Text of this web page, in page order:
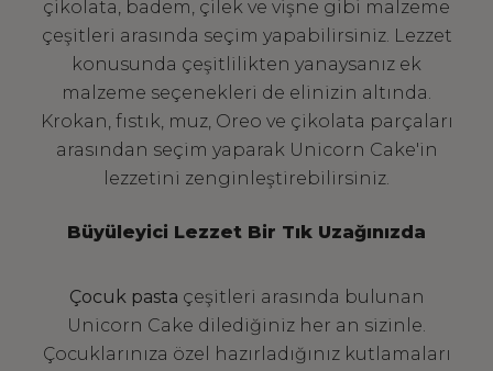
çikolata, badem, çilek ve vişne gibi malzeme
çeşitleri arasında seçim yapabilirsiniz. Lezzet
konusunda çeşitlilikten yanaysanız ek
malzeme seçenekleri de elinizin altında.
Krokan, fıstık, muz, Oreo ve çikolata parçaları
arasından seçim yaparak Unicorn Cake'in
lezzetini zenginleştirebilirsiniz.
Büyüleyici Lezzet Bir Tık Uzağınızda
Çocuk pasta çeşitleri arasında bulunan
Unicorn Cake dilediğiniz her an sizinle.
Çocuklarınıza özel hazırladığınız kutlamaları